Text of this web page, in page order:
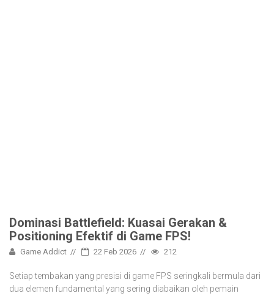
Dominasi Battlefield: Kuasai Gerakan &
Positioning Efektif di Game FPS!
Game Addict 22 Feb 2026 212
Setiap tembakan yang presisi di game FPS seringkali bermula dari
dua elemen fundamental yang sering diabaikan oleh pemain